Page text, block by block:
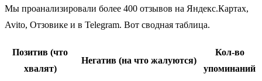
Мы проанализировали более 400 отзывов на Яндекс.Картах,
Avito, Отзовике и в Telegram. Вот сводная таблица.
Позитив (что
хвалят)
Негатив (на что жалуются)
Кол-во
упоминаний